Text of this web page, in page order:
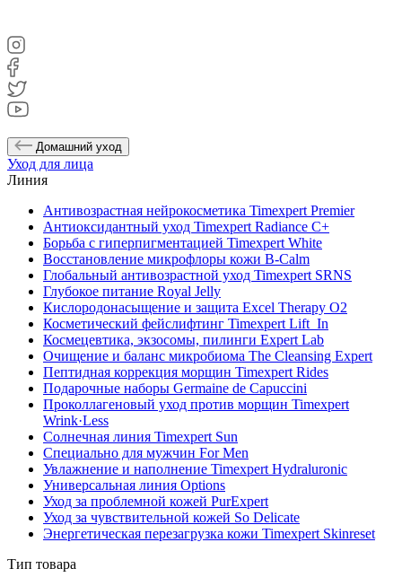
Домашний уход
Уход для лица
Линия
Антивозрастная нейрокосметика Timexpert Premier
Антиоксидантный уход Timexpert Radiance C+
Борьба с гиперпигментацией Timexpert White
Восстановление микрофлоры кожи B-Calm
Глобальный антивозрастной уход Timexpert SRNS
Глубокое питание Royal Jelly
Кислородонасыщение и защита Excel Therapy O2
Косметический фейслифтинг Timexpert Lift_In
Космецевтика, экзосомы, пилинги Expert Lab
Очищение и баланс микробиома The Cleansing Expert
Пептидная коррекция морщин Timexpert Rides
Подарочные наборы Germaine de Capuccini
Проколлагеновый уход против морщин Timexpert
Wrink·Less
Солнечная линия Timexpert Sun
Специально для мужчин For Men
Увлажнение и наполнение Timexpert Hydraluronic
Универсальная линия Options
Уход за проблемной кожей PurExpert
Уход за чувствительной кожей So Delicate
Энергетическая перезагрузка кожи Timexpert Skinreset
Тип товара